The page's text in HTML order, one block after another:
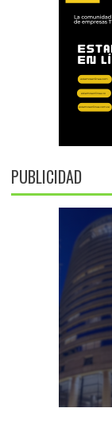
PUBLICIDAD